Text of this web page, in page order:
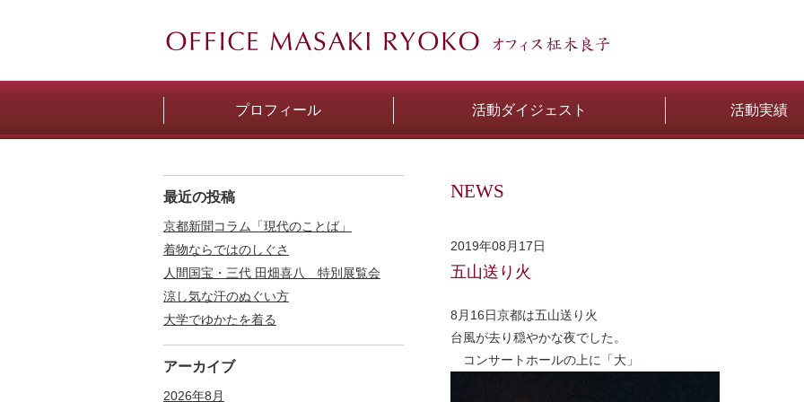
プロフィール 活動ダイジェスト 活動実績
NEWS
2019年08月17日
五山送り火
8月16日京都は五山送り火
台風が去り穏やかな夜でした。
コンサートホールの上に「大」
最近の投稿
京都新聞コラム「現代のことば」
着物ならではのしぐさ
人間国宝・三代 田畑喜八 特別展覧会
涼し気な汗のぬぐい方
大学でゆかたを着る
アーカイブ
2026年8月